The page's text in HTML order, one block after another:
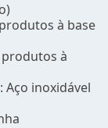
à base
à
Aço inoxidável